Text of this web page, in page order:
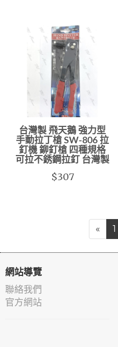
台灣製 飛天鵝 強力型
手動拉丁槍 SW-806 拉
釘機 鉚釘槍 四種規格
可拉不銹鋼拉釘 台灣製
$307
« 1
網站導覽
聯絡我們
官方網站